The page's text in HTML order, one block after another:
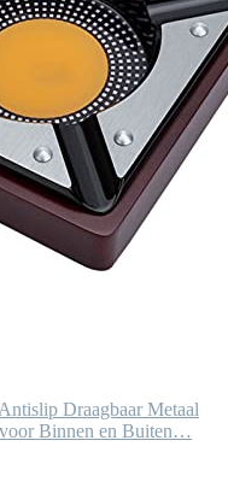
Draagbaar Metaal
Binnen en Buiten…